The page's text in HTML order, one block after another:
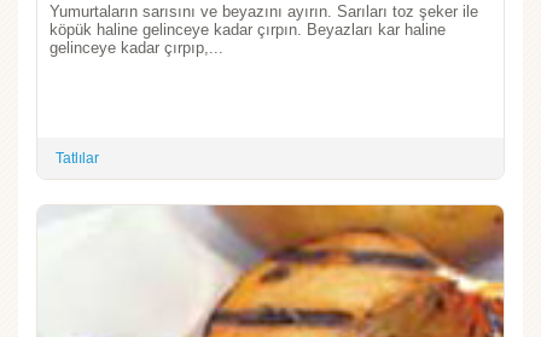
Yumurtaların sarısını ve beyazını ayırın. Sarıları toz şeker ile
köpük haline gelinceye kadar çırpın. Beyazları kar haline
gelinceye kadar çırpıp,...
Tatlılar